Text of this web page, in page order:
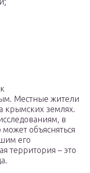
Местные жители
крымских землях.
в
объясняться
его
территория – это